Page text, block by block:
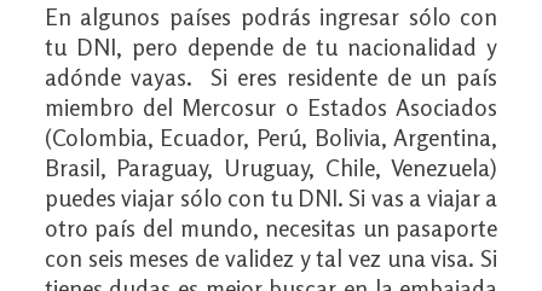
En algunos países podrás ingresar sólo con
tu DNI, pero depende de tu nacionalidad y
adónde vayas. Si eres residente de un país
miembro del Mercosur o Estados Asociados
(Colombia, Ecuador, Perú, Bolivia, Argentina,
Brasil, Paraguay, Uruguay, Chile, Venezuela)
puedes viajar sólo con tu DNI. Si vas a viajar a
otro país del mundo, necesitas un pasaporte
con seis meses de validez y tal vez una visa. Si